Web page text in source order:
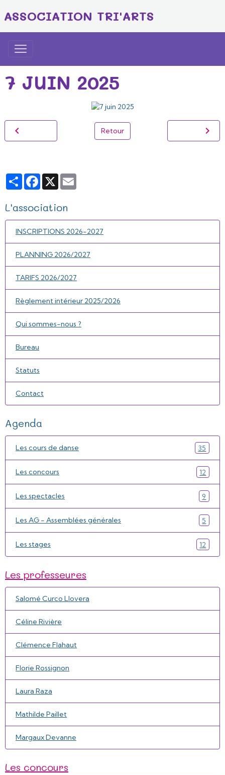
ASSOCIATION TRI'ARTS
7 JUIN 2025
Retour
PartagerFacebook
X
L'association
INSCRIPTIONS 2026-2027
PLANNING 2026/2027
TARIFS 2026/2027
Règlement intérieur 2025/2026
Qui sommes-nous ?
Bureau
Statuts
Contact
Agenda
Les cours de danse 35
Les concours 12
Les spectacles 9
Les AG - Assemblées générales 5
Les stages 12
Les professeures
Salomé Curco Llovera
Céline Rivière
Clémence Flahaut
Florie Rossignon
Laura Raza
Mathilde Paillet
Margaux Devanne
Les concours